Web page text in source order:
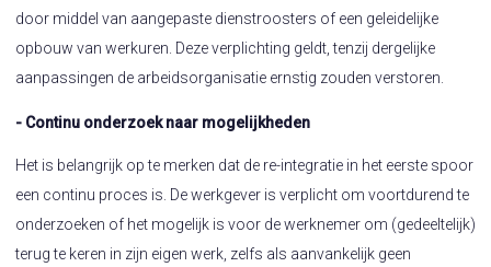
door middel van aangepaste dienstroosters of een geleidelijke
opbouw van werkuren. Deze verplichting geldt, tenzij dergelijke
aanpassingen de arbeidsorganisatie ernstig zouden verstoren.
- Continu onderzoek naar mogelijkheden
Het is belangrijk op te merken dat de re-integratie in het eerste spoor
een continu proces is. De werkgever is verplicht om voortdurend te
onderzoeken of het mogelijk is voor de werknemer om (gedeeltelijk)
terug te keren in zijn eigen werk, zelfs als aanvankelijk geen